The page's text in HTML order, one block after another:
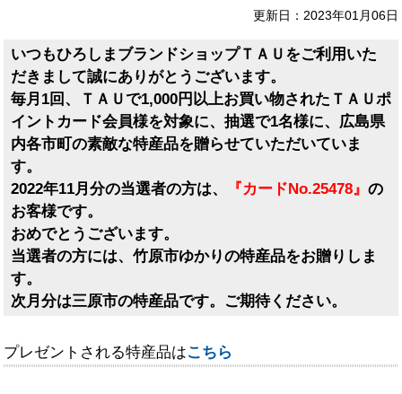
更新日：2023年01月06日
いつもひろしまブランドショップＴＡＵをご利用いた
だきまして誠にありがとうございます。
毎月1回、ＴＡＵで1,000円以上お買い物されたＴＡＵポ
イントカード会員様を対象に、抽選で1名様に、広島県
内各市町の素敵な特産品を贈らせていただいていま
す。
2022年11月分の当選者の方は、
『カードNo.25478』 の
お客様です。
おめでとうございます。
当選者の方には、竹原市ゆかりの特産品をお贈りしま
す。
次月分は三原市の特産品です。ご期待ください。
プレゼントされる特産品はこちら